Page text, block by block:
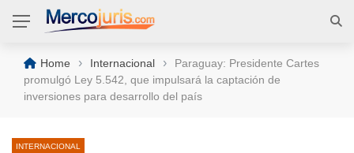
Home › Internacional ›
Paraguay: Presidente Cartes
promulgó Ley 5.542, que impulsará la captación de
inversiones para desarrollo del país
INTERNACIONAL